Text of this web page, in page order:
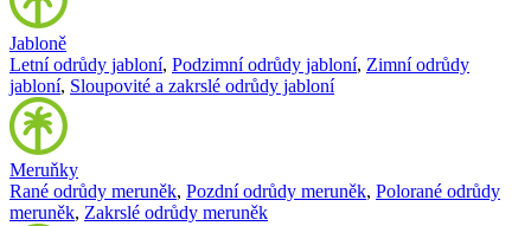
Jabloně
Letní odrůdy jabloní, Podzimní odrůdy jabloní, Zimní odrůdy
jabloní, Sloupovité a zakrslé odrůdy jabloní
Meruňky
Rané odrůdy meruněk, Pozdní odrůdy meruněk, Polorané odrůdy
meruněk, Zakrslé odrůdy meruněk